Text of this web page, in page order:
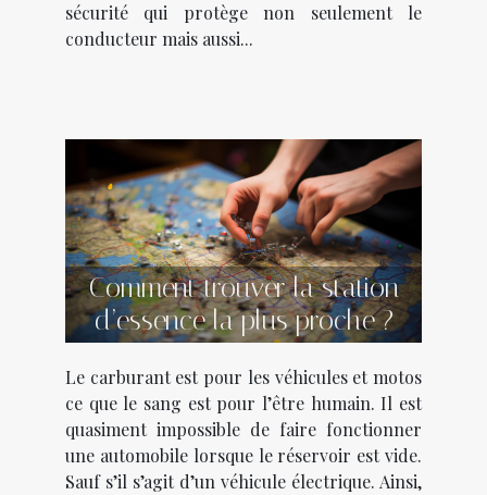
sécurité qui protège non seulement le
conducteur mais aussi...
Comment trouver la station
d’essence la plus proche ?
Le carburant est pour les véhicules et motos
ce que le sang est pour l’être humain. Il est
quasiment impossible de faire fonctionner
une automobile lorsque le réservoir est vide.
Sauf s’il s’agit d’un véhicule électrique. Ainsi,